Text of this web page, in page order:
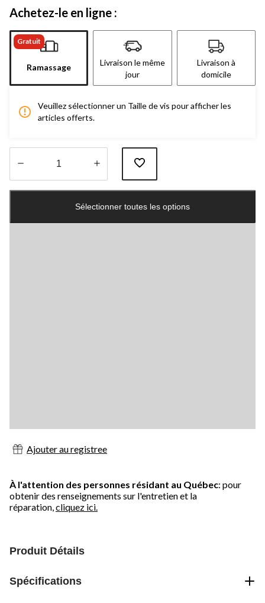
Achetez-le en ligne :
Gratuit
Ramassage
Livraison le même
jour
Livraison à
domicile
Veuillez sélectionner un Taille de vis pour afficher les
articles offerts.
Sélectionner toutes les options
Ajouter au registree
À l'attention des personnes résidant au Québec: pour
obtenir des renseignements sur l'entretien et la
réparation, cliquez ici.
Produit Détails
Spécifications